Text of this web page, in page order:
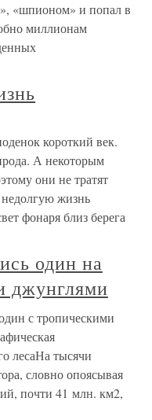
«шпионом» и попал в
миллионам
короткий век.
А некоторым
они не тратят
жизнь
фонаря близ берега
один на
джунглями
с тропическими
лесаНа тысячи
словно опоясывая
почти 41 млн. км2,